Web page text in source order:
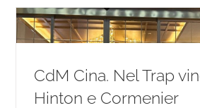
CdM Cina. Nel Trap
Hinton e Cormenier